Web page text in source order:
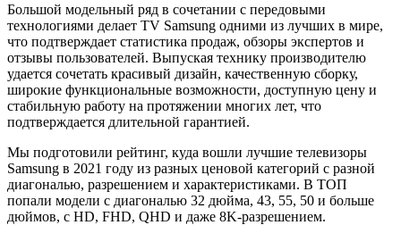
Большой модельный ряд в сочетании с передовыми
технологиями делает TV Samsung одними из лучших в мире,
что подтверждает статистика продаж, обзоры экспертов и
отзывы пользователей. Выпуская технику производителю
удается сочетать красивый дизайн, качественную сборку,
широкие функциональные возможности, доступную цену и
стабильную работу на протяжении многих лет, что
подтверждается длительной гарантией.
Мы подготовили рейтинг, куда вошли лучшие телевизоры
Samsung в 2021 году из разных ценовой категорий с разной
диагональю, разрешением и характеристиками. В ТОП
попали модели с диагональю 32 дюйма, 43, 55, 50 и больше
дюймов, с HD, FHD, QHD и даже 8K-разрешением.